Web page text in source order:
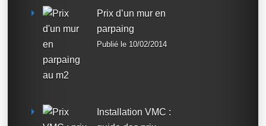
Prix d’un mur en
parpaing
Publié le 10/02/2014
Installation VMC :